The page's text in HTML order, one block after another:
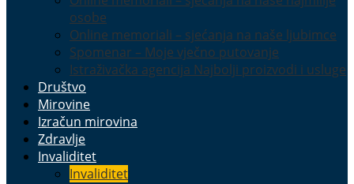
osobe
Online memoriali – sjećanja na naše ljubimce
Spomenar – Moje vječno putovanje
Istraživačka agencija Najbolji proizvodi i usluge
Društvo
Mirovine
Izračun mirovina
Zdravlje
Invaliditet
Invaliditet